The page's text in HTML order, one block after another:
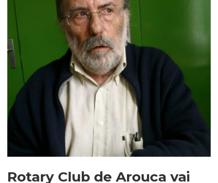
Rotary Club de Arouca vai